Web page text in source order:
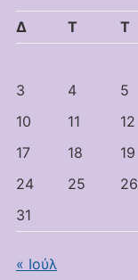
Δ Τ Τ
3
4 5
10
11 12
17
18 19
24
25 26
31
« Ιούλ